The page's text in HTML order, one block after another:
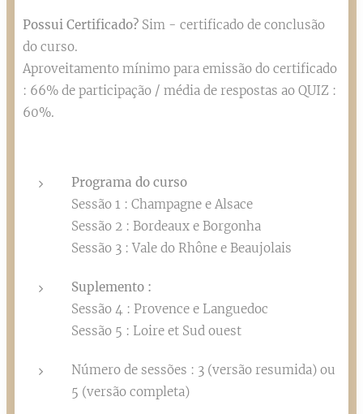
Possui Certificado? Sim - certificado de conclusão
do curso.
Aproveitamento mínimo para emissão do certificado
: 66% de participação / média de respostas ao QUIZ :
60%.
Programa do curso
Sessão 1 : Champagne e Alsace
Sessão 2 : Bordeaux e Borgonha
Sessão 3 : Vale do Rhône e Beaujolais
Suplemento :
Sessão 4 : Provence e Languedoc
Sessão 5 : Loire et Sud ouest
Número de sessões : 3 (versão resumida) ou
5 (versão completa)